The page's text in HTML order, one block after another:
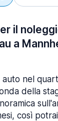
il
a
auto nel
della
così